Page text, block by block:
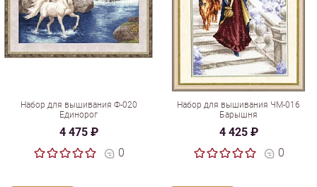
Набор для вышивания Ф-020
Единорог
4 475 ₽
0
Набор для вышивания ЧМ-016
Барышня
4 425 ₽
0